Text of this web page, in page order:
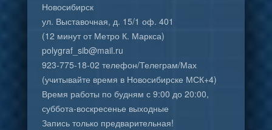
Новосибирск
ул. Выставочная, д. 15/1 оф. 401
(12 минут от Метро К. Маркса)
polygraf_sib@mail.ru
923-775-18-02 телефон/Телеграм/Мах
(учитывайте время в Новосибирске МСК+4)
Время работы по будням с 9:00 до 20:00,
суббота-воскресенье выходные
Запись только предварительная!